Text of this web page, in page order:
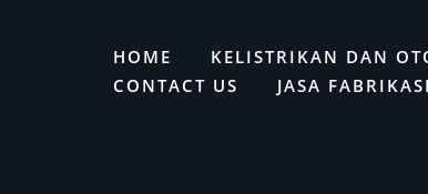
HOME KELISTRIKAN DAN
CONTACT US
JASA